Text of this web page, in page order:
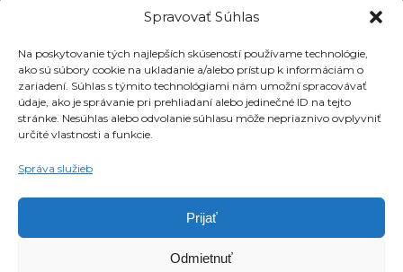
Spravovať Súhlas
Na poskytovanie tých najlepších skúseností používame technológie,
ako sú súbory cookie na ukladanie a/alebo prístup k informáciám o
zariadení. Súhlas s týmito technológiami nám umožní spracovávať
údaje, ako je správanie pri prehliadaní alebo jedinečné ID na tejto
stránke. Nesúhlas alebo odvolanie súhlasu môže nepriaznivo ovplyvniť
určité vlastnosti a funkcie.
Správa služieb
Prijať
Odmietnuť
IČ DPH: SK2021763986
Chcete dostávať novinky emailom?
Email